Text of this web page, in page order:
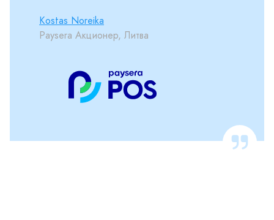
Kostas Noreika
Paysera Акционер, Литва